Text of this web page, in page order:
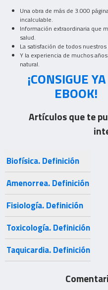
Una obra de más de 3.000
incalculable.
Información extraordinaria que
salud.
La satisfación de todos
Y la experiencia de muchos
natural.
¡CONSIGUE
EBOOK!
Artículos que te
Biofísica. Definición
Amenorrea. Definición
Fisiología. Definición
Toxicología. Definición
Taquicardia. Definición